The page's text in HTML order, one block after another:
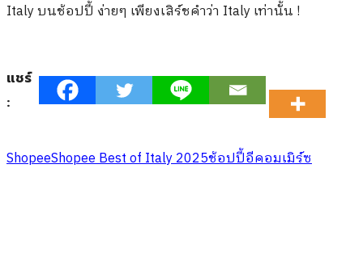
Italy บนช้อปปี้ ง่ายๆ เพียงเสิร์ชคำว่า Italy เท่านั้น !
แชร์
:
ShopeeShopee Best of Italy 2025ช้อปปี้อีคอมเมิร์ซ